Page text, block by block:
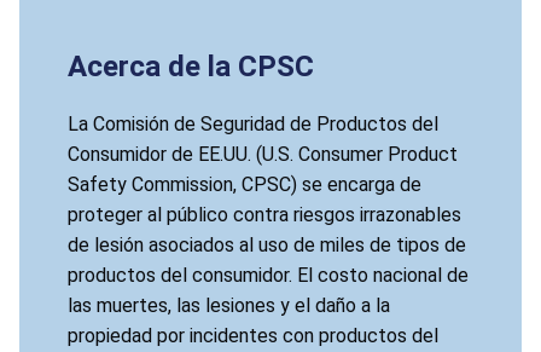
Acerca de la CPSC
La Comisión de Seguridad de Productos del
Consumidor de EE.UU. (U.S. Consumer Product
Safety Commission, CPSC) se encarga de
proteger al público contra riesgos irrazonables
de lesión asociados al uso de miles de tipos de
productos del consumidor. El costo nacional de
las muertes, las lesiones y el daño a la
propiedad por incidentes con productos del